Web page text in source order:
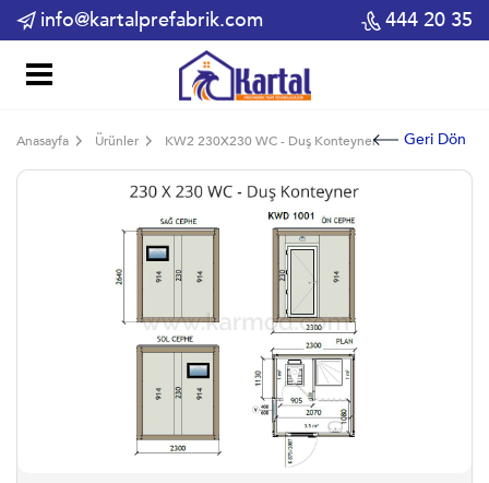
info@kartalprefabrik.com 444 20 35
Anasayfa Ürünler KW2 230X230 WC - Duş Konteyner Geri Dön